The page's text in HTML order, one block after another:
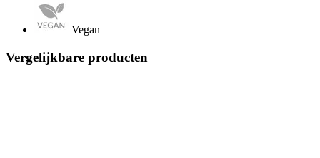
Vegan
Vergelijkbare producten